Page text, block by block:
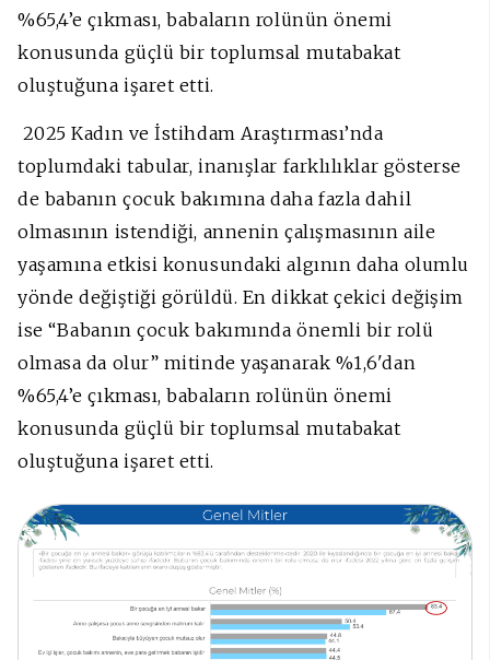
%65,4’e çıkması, babaların rolünün önemi
konusunda güçlü bir toplumsal mutabakat
oluştuğuna işaret etti.
2025 Kadın ve İstihdam Araştırması’nda
toplumdaki tabular, inanışlar farklılıklar gösterse
de babanın çocuk bakımına daha fazla dahil
olmasının istendiği, annenin çalışmasının aile
yaşamına etkisi konusundaki algının daha olumlu
yönde değiştiği görüldü. En dikkat çekici değişim
ise “Babanın çocuk bakımında önemli bir rolü
olmasa da olur” mitinde yaşanarak %1,6'dan
%65,4’e çıkması, babaların rolünün önemi
konusunda güçlü bir toplumsal mutabakat
oluştuğuna işaret etti.